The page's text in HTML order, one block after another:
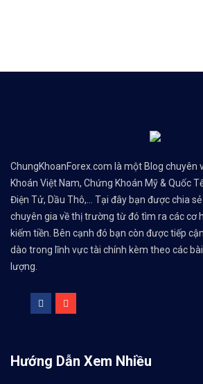
ChungKhoanForex.com là một Blog chuyên
Khoán Việt Nam, Chứng Khoán Mỹ & Quốc
Điện Tử, Dầu Thô,... Tại đây bạn được chia
chuyên gia về thị trường từ đó tìm ra các cơ
kiếm tiền. Bên cạnh đó bạn còn được tiếp
dào trong lĩnh vực tài chính kèm theo các
lượng.
Hướng Dẫn Xem Nhiều